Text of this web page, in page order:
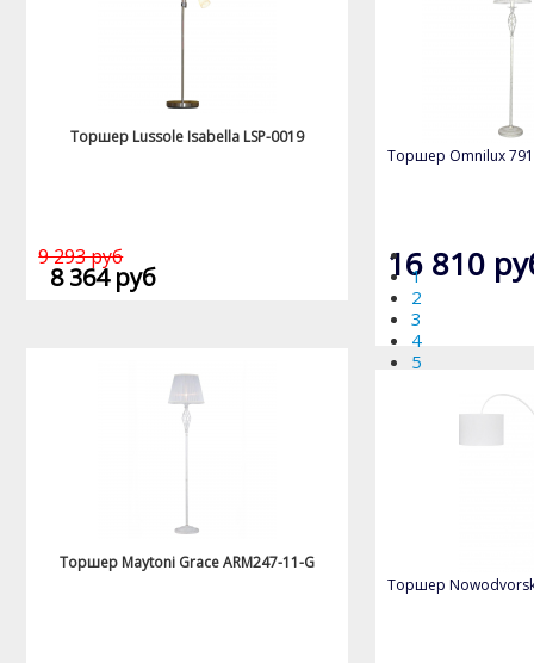
Торшер Lussole Isabella LSP-0019
9 293 руб
8 364 руб
Торшер Maytoni Grace ARM247-11-G
Торшер Omnilux 791
16 810
1
2
3
4
5
Торшер